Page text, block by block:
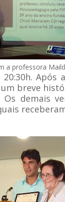
a professora
breve
demais